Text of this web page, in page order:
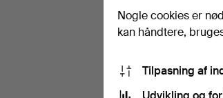
Nogle cookies er
kan håndtere,
Tilpasning af